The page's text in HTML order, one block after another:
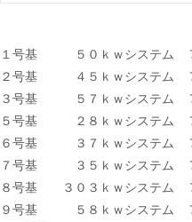
１号基 ５０ｋｗシステム
２号基 ４５ｋｗシステム
３号基 ５７ｋｗシステム
５号基 ２８ｋｗシステム ７
６号基 ３７ｋｗシステム
７号基 ３５ｋｗシステム ７
８号基 ３０３ｋｗシステ
９号基 ５８ｋｗシステム ７